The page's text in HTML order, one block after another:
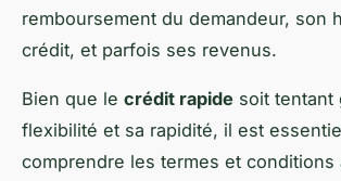
remboursement du demandeur, son
crédit, et parfois ses revenus.
Bien que le crédit rapide soit tentant
flexibilité et sa rapidité, il est
comprendre les termes et conditions